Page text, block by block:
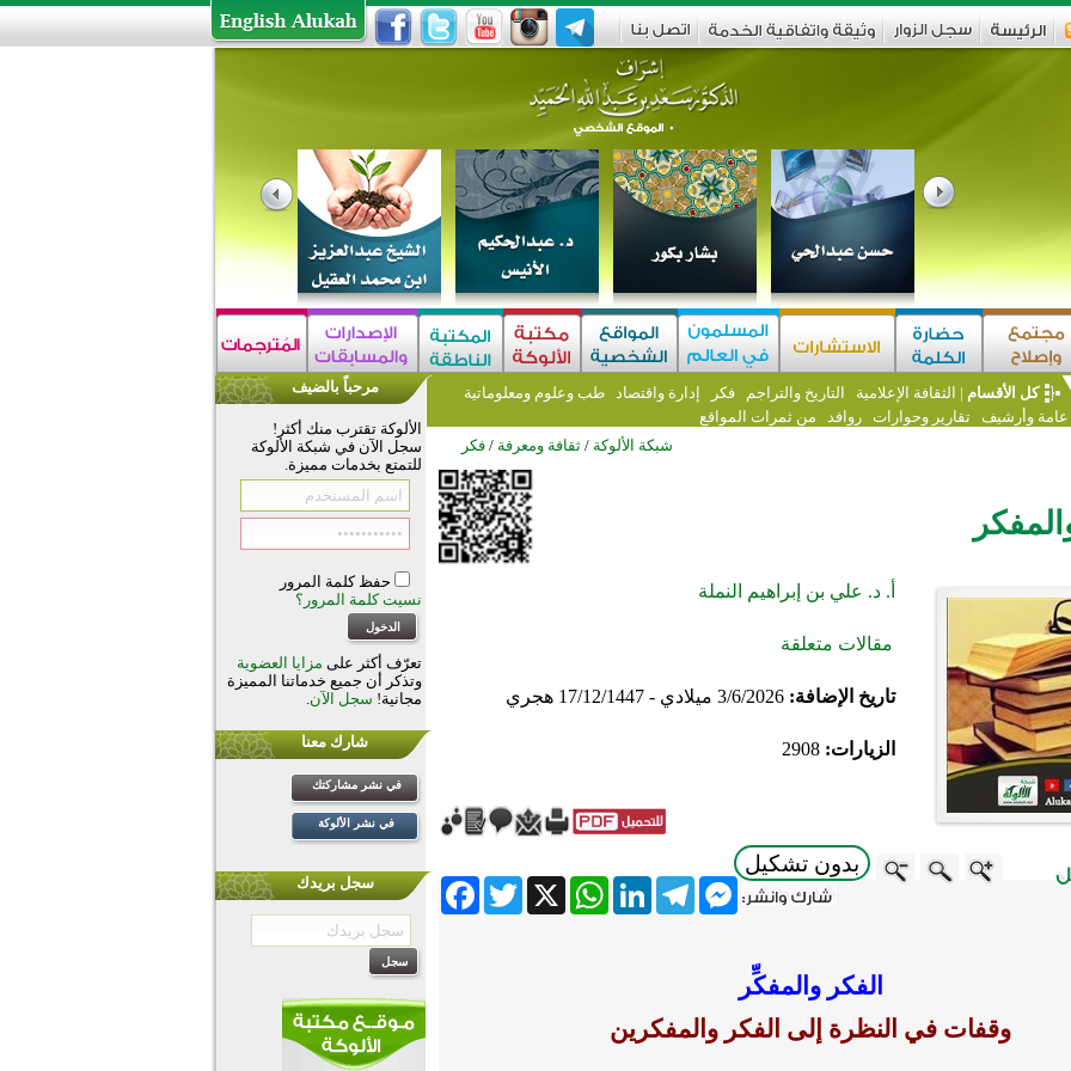
كل الأقسام | الثقافة الإعلامية التاريخ والتراجم فكر إدارة واقتصاد طب وعلوم ومعلوماتية
عامة وأرشيف
تقارير وحوارات روافد
من ثمرات المواقع
شبكة الألوكة / ثقافة ومعرفة / فكر
أ. د. علي بن إبراهيم النملة
مقالات متعلقة
تاريخ الإضافة:3/6/2026 ميلادي - 17/12/1447 هجري
الزيارات:2908
بدون تشكيل
FacebookTwitter X
WhatsAppLinkedInTelegram
Messenger
الفكر والمفكِّر
وقفات في النظرة إلى الفكر والمفكرين
مرحباً بالضيف
الألوكة تقترب منك أكثر!
سجل الآن في شبكة الألوكة
للتمتع بخدمات مميزة.
حفظ كلمة المرور
نسيت كلمة المرور؟
تعرّف أكثر على مزايا العضوية
وتذكر أن جميع خدماتنا المميزة
مجانية! سجل الآن.
شارك معنا
في نشر مشاركتك
في نشر الألوكة
سجل بريدك